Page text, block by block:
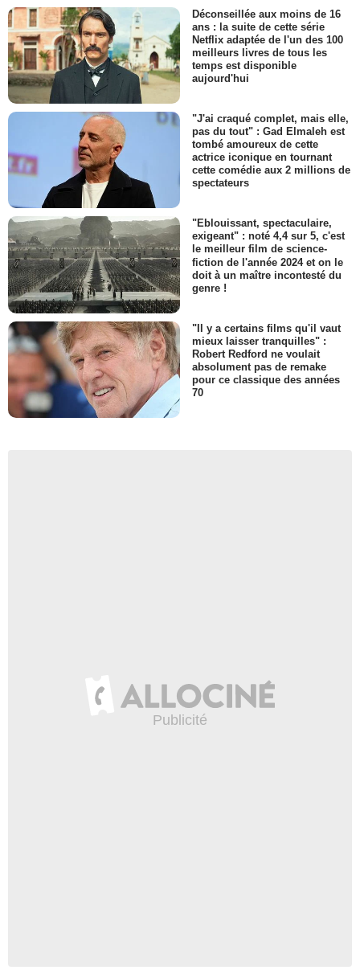
Déconseillée aux moins de 16
ans : la suite de cette série
Netflix adaptée de l'un des 100
meilleurs livres de tous les
temps est disponible
aujourd'hui
"J'ai craqué complet, mais elle,
pas du tout" : Gad Elmaleh est
tombé amoureux de cette
actrice iconique en tournant
cette comédie aux 2 millions de
spectateurs
"Eblouissant, spectaculaire,
exigeant" : noté 4,4 sur 5, c'est
le meilleur film de science-
fiction de l'année 2024 et on le
doit à un maître incontesté du
genre !
"Il y a certains films qu'il vaut
mieux laisser tranquilles" :
Robert Redford ne voulait
absolument pas de remake
pour ce classique des années
70